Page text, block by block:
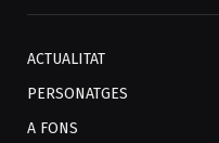
ACTUALITAT
PERSONATGES
A FONS